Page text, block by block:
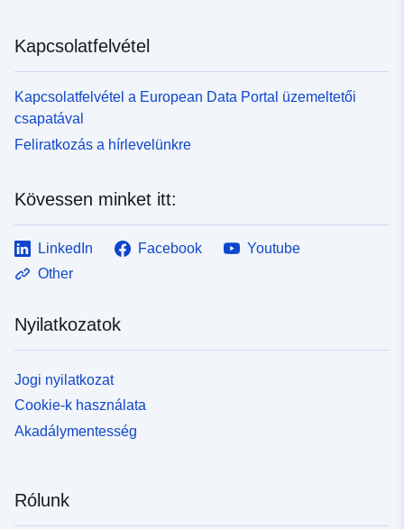
Kapcsolatfelvétel
Kapcsolatfelvétel a European Data Portal üzemeltetői
csapatával
Feliratkozás a hírlevelünkre
Kövessen minket itt:
LinkedIn Facebook
Youtube
Other
Nyilatkozatok
Jogi nyilatkozat
Cookie-k használata
Akadálymentesség
Rólunk